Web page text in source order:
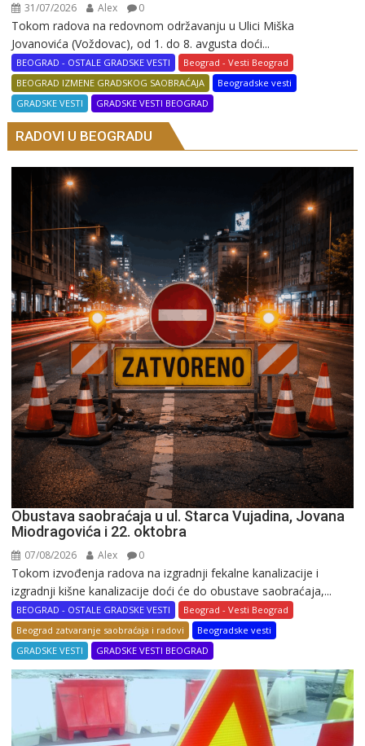
31/07/2026 Alex 0
Tokom radova na redovnom održavanju u Ulici Miška
Jovanovića (Voždovac), od 1. do 8. avgusta doći...
BEOGRAD - OSTALE GRADSKE VESTI
Beograd - Vesti Beograd
BEOGRAD IZMENE GRADSKOG SAOBRAĆAJA
Beogradske vesti
GRADSKE VESTI
GRADSKE VESTI BEOGRAD
RADOVI U BEOGRADU
Obustava saobraćaja u ul. Starca Vujadina, Jovana
Miodragovića i 22. oktobra
07/08/2026 Alex 0
Tokom izvođenja radova na izgradnji fekalne kanalizacije i
izgradnji kišne kanalizacije doći će do obustave saobraćaja,...
BEOGRAD - OSTALE GRADSKE VESTI
Beograd - Vesti Beograd
Beograd zatvaranje saobraćaja i radovi
Beogradske vesti
GRADSKE VESTI
GRADSKE VESTI BEOGRAD